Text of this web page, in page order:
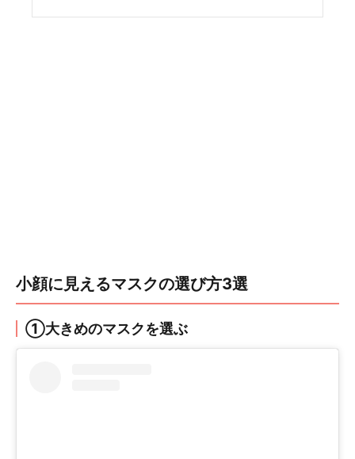
小顔に見えるマスクの選び方3選
①大きめのマスクを選ぶ